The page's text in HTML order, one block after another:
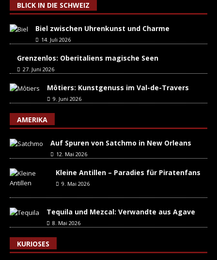
BLICK IN DIE SCHWEIZ
Biel zwischen Uhrenkunst und Charme
14. Juli 2026
Grenzenlos: Oberitaliens magische Seen
27. Juni 2026
Môtiers: Kunstgenuss im Val-de-Travers
9. Juni 2026
AMERIKA
Auf Spuren von Satchmo in New Orleans
12. Mai 2026
Kleine Antillen – Paradies für Piratenfans
9. Mai 2026
Tequila und Mezcal: Verwandte aus Agave
8. Mai 2026
KURIOSES